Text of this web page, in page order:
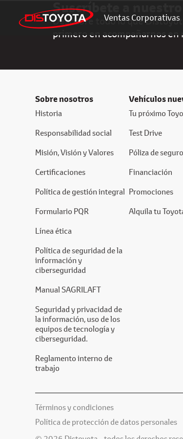
Ventas Corporativas
Suscríbete a
Descubre todo lo que
primero en acompañarnos en
Sobre nosotros
Historia
Responsabilidad social
Misión, Visión y Valores
Certificaciones
Política de gestión integral
Formulario PQR
Línea ética
Política de seguridad de la
información y
ciberseguridad
Manual SAGRILAFT
Seguridad y privacidad de
la información, uso de los
equipos de tecnología y
ciberseguridad.
Reglamento interno de
trabajo
Vehículos
Tu próximo
Test Drive
Póliza de seguro
Financiación
Promociones
Alquila tu
Términos y condiciones
Política de protección de datos personales